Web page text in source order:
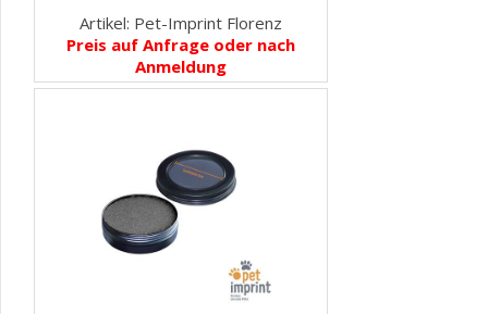
Artikel: Pet-Imprint Florenz
Preis auf Anfrage oder nach
Anmeldung